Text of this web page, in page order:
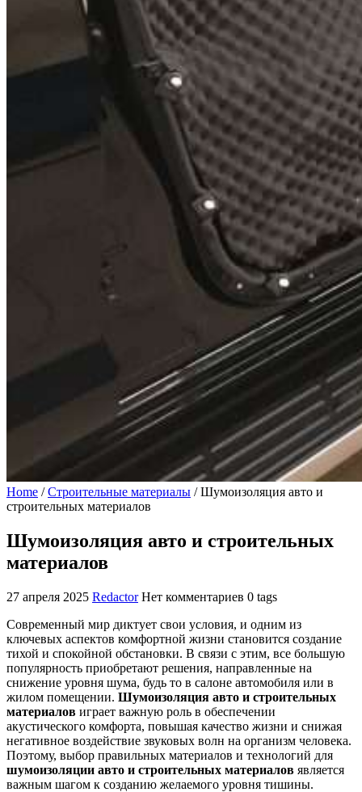
Home /Строительные материалы /Шумоизоляция авто и
строительных материалов
Шумоизоляция авто и строительных
материалов
27 апреля 2025 Redactor Нет комментариев 0 tags
Современный мир диктует свои условия, и одним из
ключевых аспектов комфортной жизни становится создание
тихой и спокойной обстановки. В связи с этим, все большую
популярность приобретают решения, направленные на
снижение уровня шума, будь то в салоне автомобиля или в
жилом помещении. Шумоизоляция авто и строительных
материалов играет важную роль в обеспечении
акустического комфорта, повышая качество жизни и снижая
негативное воздействие звуковых волн на организм человека.
Поэтому, выбор правильных материалов и технологий для
шумоизоляции авто и строительных материалов является
важным шагом к созданию желаемого уровня тишины.